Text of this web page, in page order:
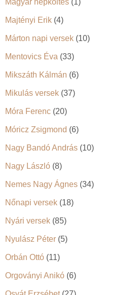
Majtényi Erik (4)
Márton napi versek (10)
Mentovics Éva (33)
Mikszáth Kálmán (6)
Mikulás versek (37)
Móra Ferenc (20)
Móricz Zsigmond (6)
Nagy Bandó András (10)
Nagy László (8)
Nemes Nagy Ágnes (34)
Nőnapi versek (18)
Nyári versek (85)
Nyulász Péter (5)
Orbán Ottó (11)
Orgoványi Anikó (6)